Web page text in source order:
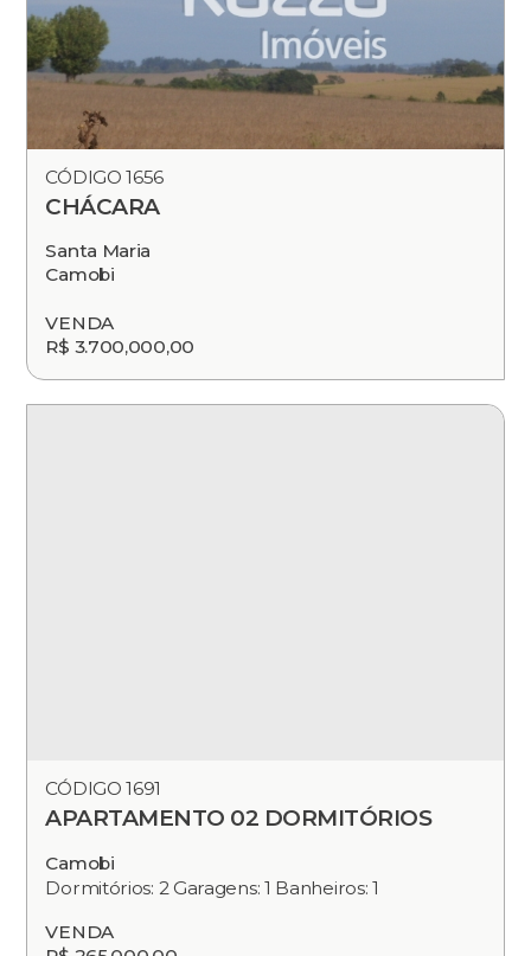
CÓDIGO 1656
CHÁCARA
Santa Maria
Camobi
VENDA
R$ 3.700,000,00
CÓDIGO 1691
APARTAMENTO 02 DORMITÓRIOS
Camobi
Dormitórios: 2 Garagens: 1 Banheiros: 1
VENDA